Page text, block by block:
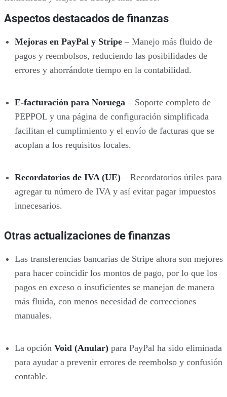
Aspectos destacados de finanzas
Mejoras en PayPal y Stripe– Manejo más fluido de
pagos y reembolsos, reduciendo las posibilidades de
errores y ahorrándote tiempo en la contabilidad.
E-facturación para Noruega – Soporte completo de
PEPPOL y una página de configuración simplificada
facilitan el cumplimiento y el envío de facturas que se
acoplan a los requisitos locales.
Recordatorios de IVA (UE)– Recordatorios útiles para
agregar tu número de IVA y así evitar pagar impuestos
innecesarios.
Otras actualizaciones de finanzas
Las transferencias bancarias de Stripe ahora son mejores
para hacer coincidir los montos de pago, por lo que los
pagos en exceso o insuficientes se manejan de manera
más fluida, con menos necesidad de correcciones
manuales.
La opción Void (Anular)para PayPal ha sido eliminada
para ayudar a prevenir errores de reembolso y confusión
contable.